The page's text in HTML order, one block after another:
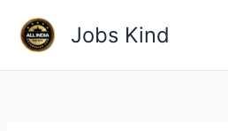
content
Jobs Kind